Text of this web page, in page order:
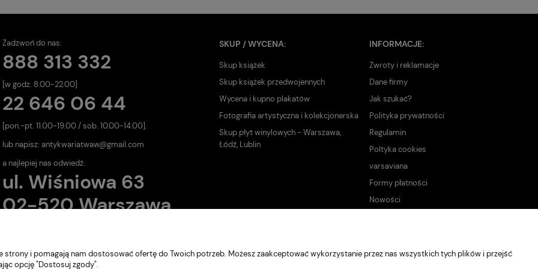
Zadzwoń do nas:
888 313 332
[w godz. 8.00-22.00]
22 646 06 44
[pon.-pt. 11.00-19.00 / sob. 10.00-14.00].
lub napisz: antykwariatwaw@gmail.com
a najlepiej nas odwiedź:
ul. Wiśniowa 63
02-520 Warszawa
SKUP / WYCENA:
Skup książek
Skup książek przedwojennych
Wycena i kupno plakatów
Fotografia artystyczna i kolekcjonerska
Skup płyt winylowych - Warszawa,
Łódź, Lublin
INFORMACJE:
Zwroty i reklamacje
Dane firmy
Jak szukać?
Polityka prywatności
Regulamin
Poltyka cookies
varsaviana
Formy płatności
Nowości
strony i pomagają nam dostosować ofertę do Twoich potrzeb. Możesz zaakceptować wykorzystanie przez nas wszystkich tych plików i przejść
opcję "Dostosuj zgody".